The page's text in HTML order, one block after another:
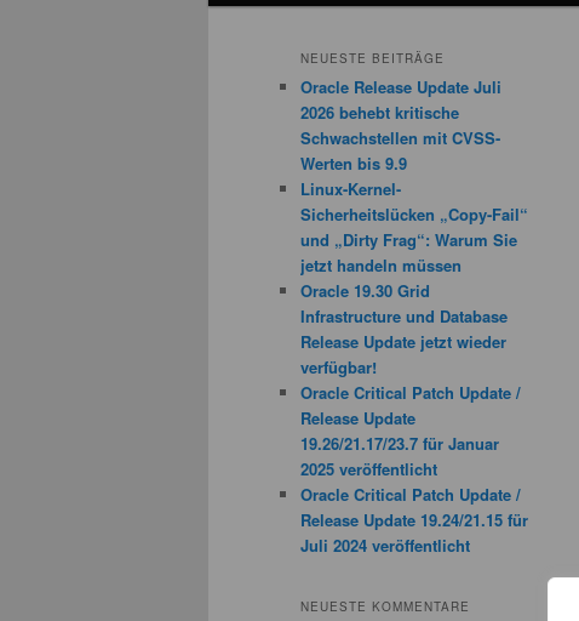
NEUESTE BEITRÄGE
Oracle Release Update Juli
2026 behebt kritische
Schwachstellen mit CVSS-
Werten bis 9.9
Linux-Kernel-
Sicherheitslücken „Copy-Fail“
und „Dirty Frag“: Warum Sie
jetzt handeln müssen
Oracle 19.30 Grid
Infrastructure und Database
Release Update jetzt wieder
verfügbar!
Oracle Critical Patch Update /
Release Update
19.26/21.17/23.7 für Januar
2025 veröffentlicht
Oracle Critical Patch Update /
Release Update 19.24/21.15 für
Juli 2024 veröffentlicht
NEUESTE KOMMENTARE